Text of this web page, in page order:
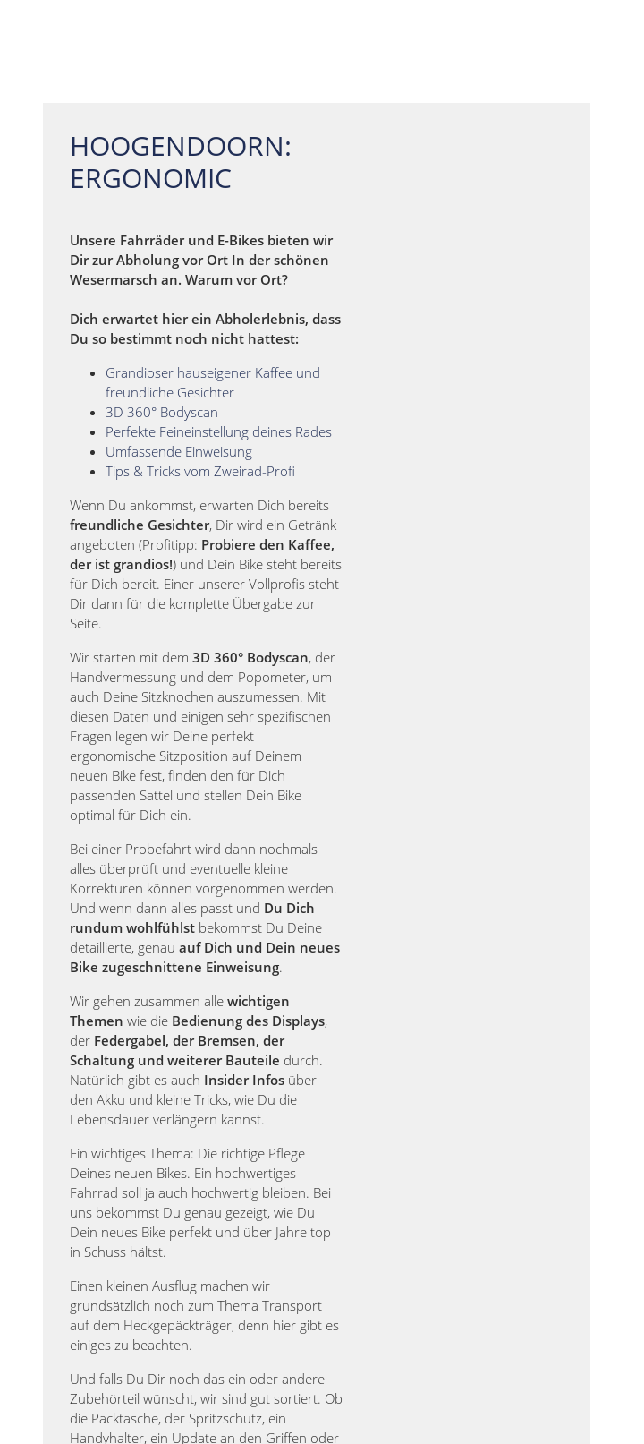
HOOGENDOORN:
ERGONOMIC
Unsere Fahrräder und E-Bikes bieten wir
Dir zur Abholung vor Ort In der schönen
Wesermarsch an. Warum vor Ort?
Dich erwartet hier ein Abholerlebnis, dass
Du so bestimmt noch nicht hattest:
Grandioser hauseigener Kaffee und
freundliche Gesichter
3D 360° Bodyscan
Perfekte Feineinstellung deines Rades
Umfassende Einweisung
Tips & Tricks vom Zweirad-Profi
Wenn Du ankommst, erwarten Dich bereits
freundliche Gesichter, Dir wird ein Getränk
angeboten (Profitipp: Probiere den Kaffee,
der ist grandios!) und Dein Bike steht bereits
für Dich bereit. Einer unserer Vollprofis steht
Dir dann für die komplette Übergabe zur
Seite.
Wir starten mit dem 3D 360° Bodyscan, der
Handvermessung und dem Popometer, um
auch Deine Sitzknochen auszumessen. Mit
diesen Daten und einigen sehr spezifischen
Fragen legen wir Deine perfekt
ergonomische Sitzposition auf Deinem
neuen Bike fest, finden den für Dich
passenden Sattel und stellen Dein Bike
optimal für Dich ein.
Bei einer Probefahrt wird dann nochmals
alles überprüft und eventuelle kleine
Korrekturen können vorgenommen werden.
Und wenn dann alles passt und Du Dich
rundum wohlfühlst bekommst Du Deine
detaillierte, genau auf Dich und Dein neues
Bike zugeschnittene Einweisung.
Wir gehen zusammen alle wichtigen
Themen wie die Bedienung des Displays,
der Federgabel, der Bremsen, der
Schaltung und weiterer Bauteile durch.
Natürlich gibt es auch Insider Infos über
den Akku und kleine Tricks, wie Du die
Lebensdauer verlängern kannst.
Ein wichtiges Thema: Die richtige Pflege
Deines neuen Bikes. Ein hochwertiges
Fahrrad soll ja auch hochwertig bleiben. Bei
uns bekommst Du genau gezeigt, wie Du
Dein neues Bike perfekt und über Jahre top
in Schuss hältst.
Einen kleinen Ausflug machen wir
grundsätzlich noch zum Thema Transport
auf dem Heckgepäckträger, denn hier gibt es
einiges zu beachten.
Und falls Du Dir noch das ein oder andere
Zubehörteil wünscht, wir sind gut sortiert. Ob
die Packtasche, der Spritzschutz, ein
Handyhalter, ein Update an den Griffen oder